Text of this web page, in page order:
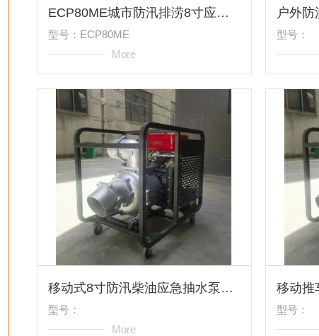
ECP80ME城市防汛排涝8寸应急柴油机水泵
型号：ECP80ME
More
型号：
移动式8寸防汛柴油应急抽水泵ECP80ME
型号：
More
型号：